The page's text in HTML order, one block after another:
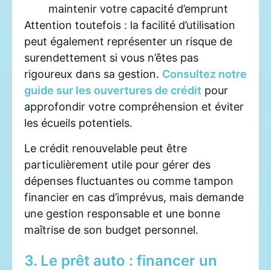
maintenir votre capacité d’emprunt
Attention toutefois : la facilité d’utilisation
peut également représenter un risque de
surendettement si vous n’êtes pas
rigoureux dans sa gestion. Consultez notre
guide sur les ouvertures de crédit pour
approfondir votre compréhension et éviter
les écueils potentiels.
Le crédit renouvelable peut être
particulièrement utile pour gérer des
dépenses fluctuantes ou comme tampon
financier en cas d’imprévus, mais demande
une gestion responsable et une bonne
maîtrise de son budget personnel.
3. Le prêt auto : financer un